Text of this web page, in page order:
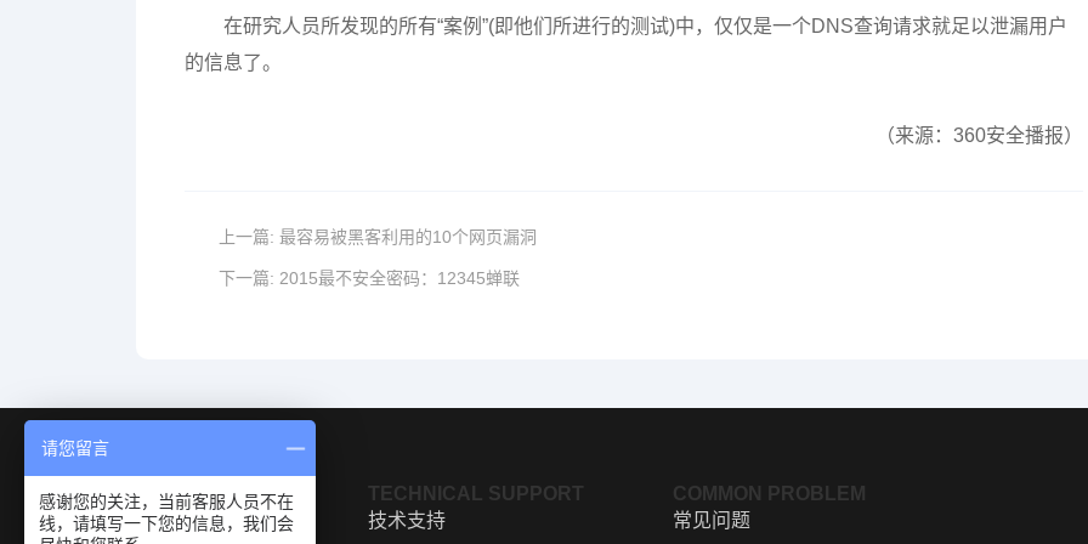
在研究人员所发现的所有“案例”(即他们所进行的测试)中，仅仅是一个DNS查询请求就足以泄漏用户
的信息了。
（来源：360安全播报）
上一篇: 最容易被黑客利用的10个网页漏洞
下一篇: 2015最不安全密码：12345蝉联
OUR PRODUCTS
产品展示
TECHNICAL SUPPORT
技术支持
COMMON PROBLEM
常见问题
请您留言
感谢您的关注，当前客服人员不在
线，请填写一下您的信息，我们会